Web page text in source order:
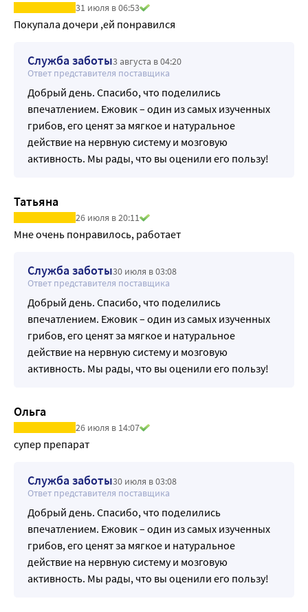
31 июля в 06:53
Покупала дочери ,ей понравился
Служба заботы3 августа в 04:20
Ответ представителя поставщика
Добрый день. Спасибо, что поделились
впечатлением. Ежовик – один из самых изученных
грибов, его ценят за мягкое и натуральное
действие на нервную систему и мозговую
активность. Мы рады, что вы оценили его пользу!
Татьяна
26 июля в 20:11
Мне очень понравилось, работает
Служба заботы30 июля в 03:08
Ответ представителя поставщика
Добрый день. Спасибо, что поделились
впечатлением. Ежовик – один из самых изученных
грибов, его ценят за мягкое и натуральное
действие на нервную систему и мозговую
активность. Мы рады, что вы оценили его пользу!
Ольга
26 июля в 14:07
супер препарат
Служба заботы30 июля в 03:08
Ответ представителя поставщика
Добрый день. Спасибо, что поделились
впечатлением. Ежовик – один из самых изученных
грибов, его ценят за мягкое и натуральное
действие на нервную систему и мозговую
активность. Мы рады, что вы оценили его пользу!